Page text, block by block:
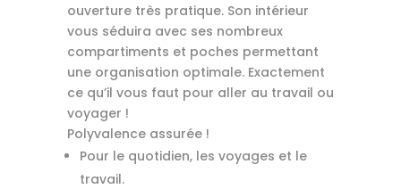
ouverture très pratique. Son intérieur
vous séduira avec ses nombreux
compartiments et poches permettant
une organisation optimale. Exactement
ce qu’il vous faut pour aller au travail ou
voyager !
Polyvalence assurée !
Pour le quotidien, les voyages et le
travail.